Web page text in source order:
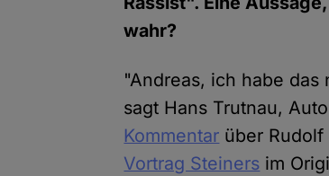
wahr?
"Andreas, ich habe
sagt Hans Trutnau,
Kommentar über Rudolf
Vortrag Steiners im